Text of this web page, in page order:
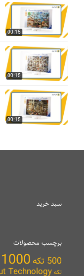
00:15
00:15
00:15
سبد خرید
برچسب محصولات
500 تکه 1000 تکه
تکه Technology